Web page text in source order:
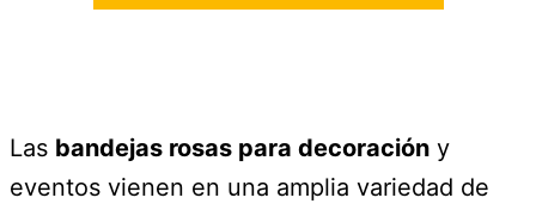
Las bandejas rosas para decoración y
eventos vienen en una amplia variedad de